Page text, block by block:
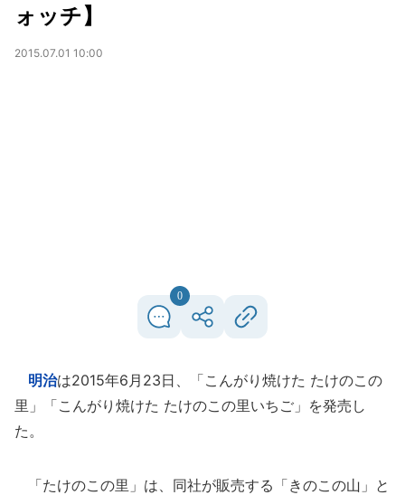
ォッチ】
2015.07.01 10:00
0
明治は2015年6月23日、「こんがり焼けた たけのこの
里」「こんがり焼けた たけのこの里いちご」を発売し
た。
「たけのこの里」は、同社が販売する「きのこの山」と